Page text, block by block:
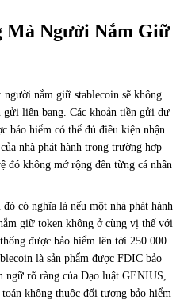
Mà Người Nắm Giữ
nắm giữ stablecoin sẽ không
gửi liên bang. Các khoản tiền gửi dự
bảo hiểm có thể đủ điều kiện nhận
nhà phát hành trong trường hợp
đó không mở rộng đến từng cá nhân
có nghĩa là nếu một nhà phát hành
giữ token không ở cùng vị thế với
được bảo hiểm lên tới 250.000
là sản phẩm được FDIC bảo
ngữ rõ ràng của Đạo luật GENIUS,
không thuộc đối tượng bảo hiểm